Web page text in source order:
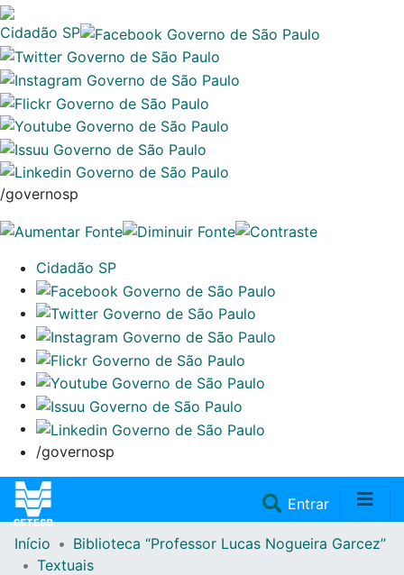
Cidadão SP
/governosp
Cidadão SP
/governosp
Entrar(current)
Home
Início
Biblioteca “Professor Lucas Nogueira Garcez”
Textuais